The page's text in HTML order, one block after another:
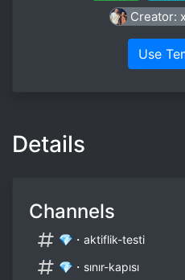
Creator:
Use
Details
Channels
💎・aktiflik-testi
💎・sınır-kapısı